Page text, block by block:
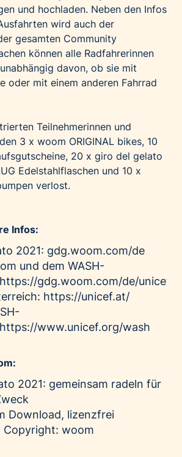
und hochladen. Neben den Infos
wird auch der
gesamten Community
können alle Radfahrerinnen
davon, ob sie mit
oder mit einem anderen Fahrrad
Teilnehmerinnen und
3 x woom ORIGINAL bikes, 10
20 x giro del gelato
Edelstahlflaschen und 10 x
verlost.
Infos:
2021: gdg.woom.com/de
und dem WASH-
https://gdg.woom.com/de/unicef
https://unicef.at/
https://www.unicef.org/wash
2021: gemeinsam radeln für
Download, lizenzfrei
Copyright: woom